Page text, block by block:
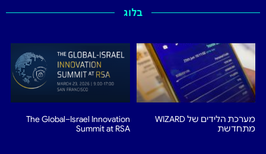
בלוג
מערכת הלידים של WIZARD
מתחדשת
The Global–Israel Innovation
Summit at RSA